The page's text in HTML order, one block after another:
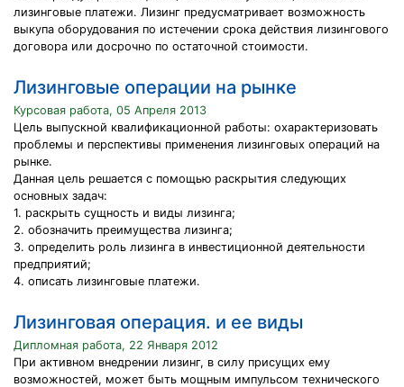
лизинговые платежи. Лизинг предусматривает возможность
выкупа оборудования по истечении срока действия лизингового
договора или досрочно по остаточной стоимости.
Лизинговые операции на рынке
Курсовая работа, 05 Апреля 2013
Цель выпускной квалификационной работы: охарактеризовать
проблемы и перспективы применения лизинговых операций на
рынке.
Данная цель решается с помощью раскрытия следующих
основных задач:
1. раскрыть сущность и виды лизинга;
2. обозначить преимущества лизинга;
3. определить роль лизинга в инвестиционной деятельности
предприятий;
4. описать лизинговые платежи.
Лизинговая операция. и ее виды
Дипломная работа, 22 Января 2012
При активном внедрении лизинг, в силу присущих ему
возможностей, может быть мощным импульсом технического